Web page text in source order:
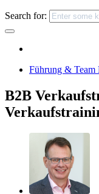
Search for:
Führung & Team
B2B